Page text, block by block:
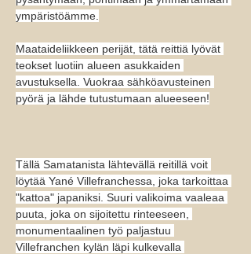
ympäristöämme.
Maataideliikkeen perijät, tätä reittiä lyövät
teokset luotiin alueen asukkaiden
avustuksella. Vuokraa sähköavusteinen
pyörä ja lähde tutustumaan alueeseen!
Tällä Samatanista lähtevällä reitillä voit
löytää Yané Villefranchessa, joka tarkoittaa
"kattoa" japaniksi. Suuri valikoima vaaleaa
puuta, joka on sijoitettu rinteeseen,
monumentaalinen työ paljastuu
Villefranchen kylän läpi kulkevalla